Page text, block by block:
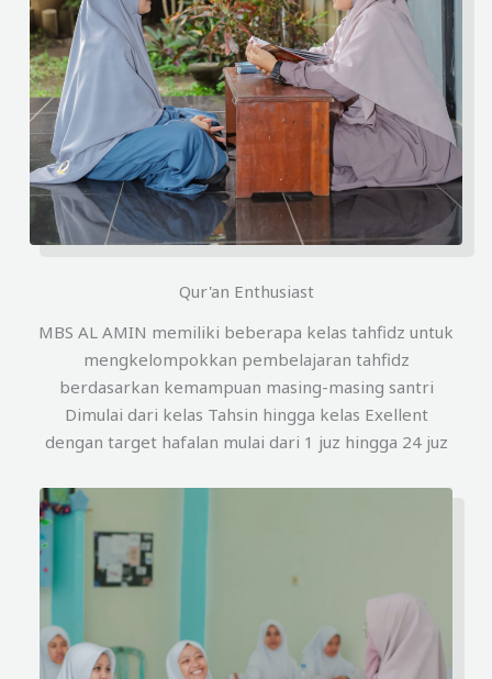
Qur'an Enthusiast
MBS AL AMIN memiliki beberapa kelas tahfidz untuk
mengkelompokkan pembelajaran tahfidz
berdasarkan kemampuan masing-masing santri
Dimulai dari kelas Tahsin hingga kelas Exellent
dengan target hafalan mulai dari 1 juz hingga 24 juz